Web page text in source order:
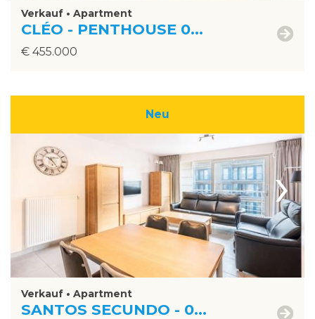
Verkauf • Apartment
CLÉO - PENTHOUSE 0...
€ 455.000
Neu
›
Verkauf • Apartment
SANTOS SECUNDO - 0...